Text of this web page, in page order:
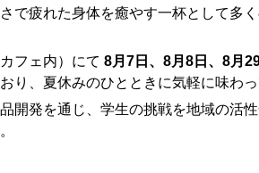
で疲れた身体を癒やす一杯として多
フェ内）にて 8月7日、8月8日、8月
り、夏休みのひとときに気軽に味わっ
開発を通じ、学生の挑戦を地域の活